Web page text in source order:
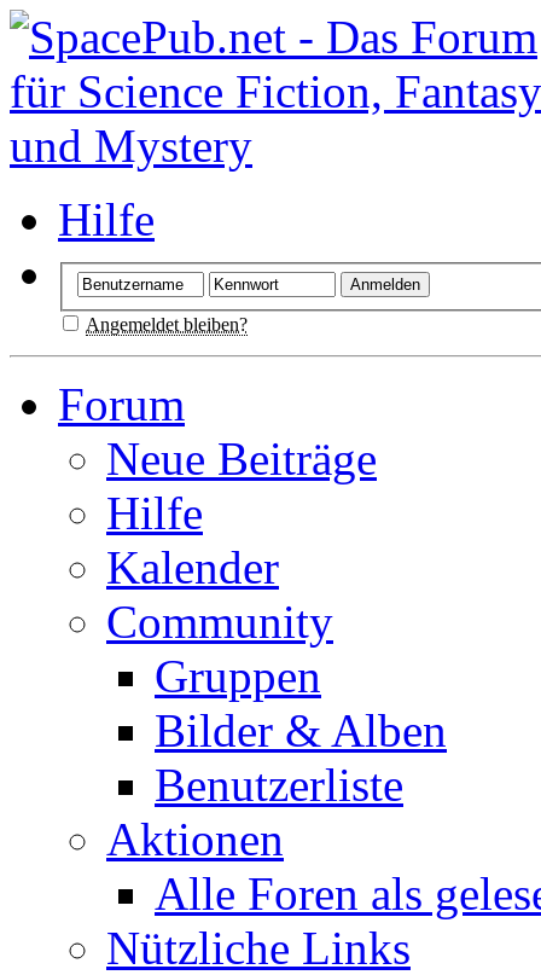
Hilfe
Angemeldet bleiben?
Forum
Neue Beiträge
Hilfe
Kalender
Community
Gruppen
Bilder & Alben
Benutzerliste
Aktionen
Alle Foren als
Nützliche Links